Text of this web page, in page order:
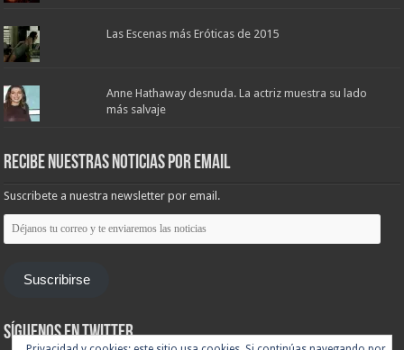
Las Escenas más Eróticas de 2015
Anne Hathaway desnuda. La actriz muestra su lado
más salvaje
Recibe nuestras noticias por email
Suscribete a nuestra newsletter por email.
Déjanos
tu
correo
enviaremos
Suscribirse
Síguenos en Twitter